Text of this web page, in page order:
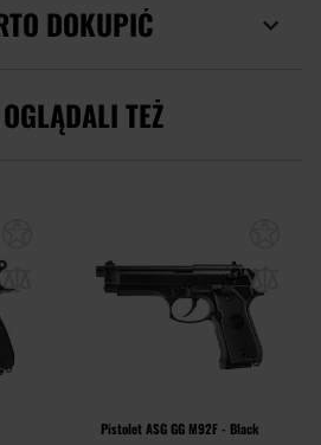
DOKUPIĆ
TEŻ
Pistolet ASG GG M92F - Black